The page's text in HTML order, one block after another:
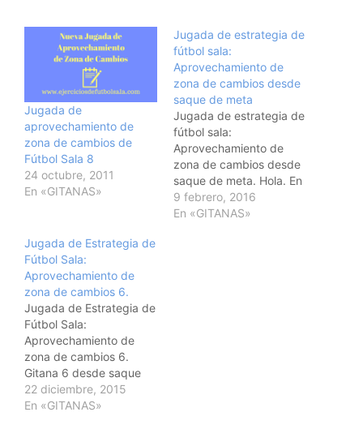
Jugada de
aprovechamiento de
zona de cambios de
Fútbol Sala 8
24 octubre, 2011
En «GITANAS»
Jugada de estrategia de
fútbol sala:
Aprovechamiento de
zona de cambios desde
saque de meta
Jugada de estrategia de
fútbol sala:
Aprovechamiento de
zona de cambios desde
saque de meta. Hola. En
esta nueva entrada de
hoy os adjunto una
9 febrero, 2016
En «GITANAS»
Jugada de Estrategia de
Fútbol Sala:
Aprovechamiento de
zona de cambios 6.
Jugada de Estrategia de
Fútbol Sala:
Aprovechamiento de
zona de cambios 6.
Gitana 6 desde saque
de banda medio lejano.
Hola. Comenzamos la
22 diciembre, 2015
En «GITANAS»